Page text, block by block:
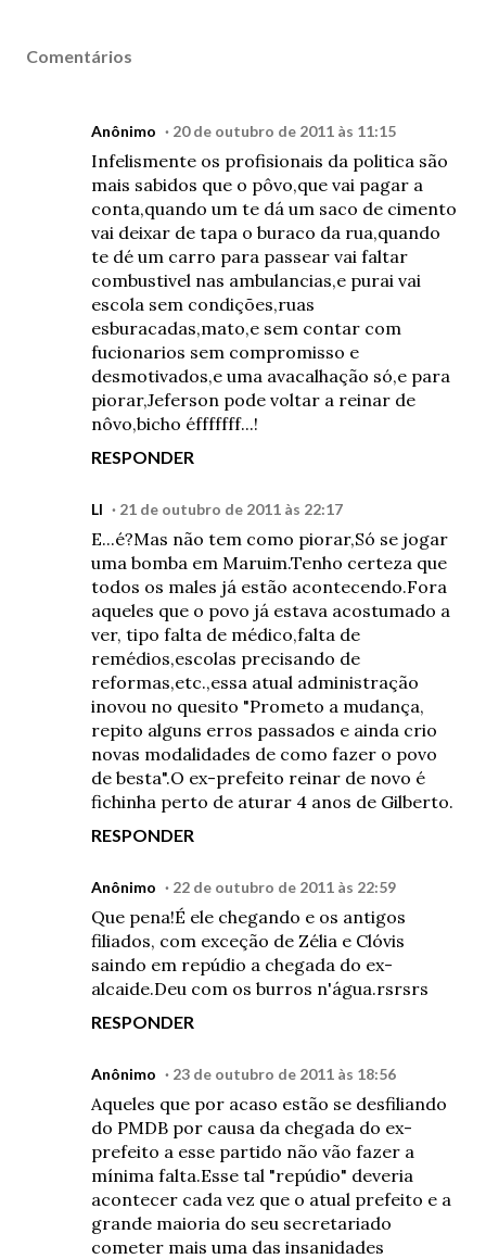
Comentários
Anônimo 20 de outubro de 2011 às 11:15
Infelismente os profisionais da politica são
mais sabidos que o pôvo,que vai pagar a
conta,quando um te dá um saco de cimento
vai deixar de tapa o buraco da rua,quando
te dé um carro para passear vai faltar
combustivel nas ambulancias,e purai vai
escola sem condições,ruas
esburacadas,mato,e sem contar com
fucionarios sem compromisso e
desmotivados,e uma avacalhação só,e para
piorar,Jeferson pode voltar a reinar de
nôvo,bicho éfffffff...!
RESPONDER
LI 21 de outubro de 2011 às 22:17
E...é?Mas não tem como piorar,Só se jogar
uma bomba em Maruim.Tenho certeza que
todos os males já estão acontecendo.Fora
aqueles que o povo já estava acostumado a
ver, tipo falta de médico,falta de
remédios,escolas precisando de
reformas,etc.,essa atual administração
inovou no quesito "Prometo a mudança,
repito alguns erros passados e ainda crio
novas modalidades de como fazer o povo
de besta".O ex-prefeito reinar de novo é
fichinha perto de aturar 4 anos de Gilberto.
RESPONDER
Anônimo 22 de outubro de 2011 às 22:59
Que pena!É ele chegando e os antigos
filiados, com exceção de Zélia e Clóvis
saindo em repúdio a chegada do ex-
alcaide.Deu com os burros n'água.rsrsrs
RESPONDER
Anônimo 23 de outubro de 2011 às 18:56
Aqueles que por acaso estão se desfiliando
do PMDB por causa da chegada do ex-
prefeito a esse partido não vão fazer a
mínima falta.Esse tal "repúdio" deveria
acontecer cada vez que o atual prefeito e a
grande maioria do seu secretariado
cometer mais uma das insanidades